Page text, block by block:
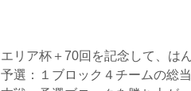
エリア杯＋70回を記念して、は
予選：１ブロック４チームの総当